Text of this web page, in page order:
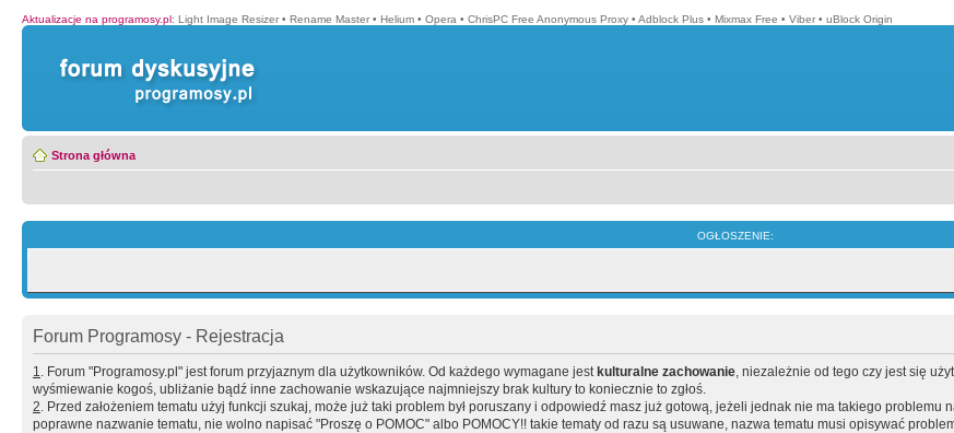
Aktualizacje na programosy.pl: Light Image Resizer • Rename Master • Helium • Opera • ChrisPC Free Anonymous Proxy • Adblock Plus • Mixmax Free • Viber • uBlock Origin
Strona główna
OGŁOSZENIE:
Forum Programosy - Rejestracja
1. Forum "Programosy.pl" jest forum przyjaznym dla użytkowników. Od każdego wymagane jest kulturalne zachowanie, niezależnie od tego czy jest się
wyśmiewanie kogoś, ubliżanie bądź inne zachowanie wskazujące najmniejszy brak kultury to koniecznie to zgłoś.
2. Przed założeniem tematu użyj funkcji szukaj, może już taki problem był poruszany i odpowiedź masz już gotową, jeżeli jednak nie ma takiego problemu
poprawne nazwanie tematu, nie wolno napisać "Proszę o POMOC" albo POMOCY!! takie tematy od razu są usuwane, nazwa tematu musi opisywać